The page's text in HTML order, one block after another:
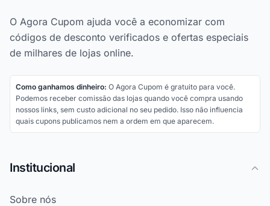
O Agora Cupom ajuda você a economizar com
códigos de desconto verificados e ofertas especiais
de milhares de lojas online.
Como ganhamos dinheiro: O Agora Cupom é gratuito para você.
Podemos receber comissão das lojas quando você compra usando
nossos links, sem custo adicional no seu pedido. Isso não influencia
quais cupons publicamos nem a ordem em que aparecem.
Institucional
Sobre nós